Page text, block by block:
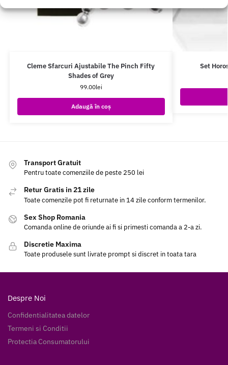
Cleme Sfarcuri Ajustabile The Pinch Fifty
Shades of Grey
99.00lei
Adaugă în coș
Set
Transport Gratuit
Pentru toate comenziile de peste 250 lei
Retur Gratis in 21 zile
Toate comenzile pot fi returnate in 14 zile conform termenilor.
Sex Shop Romania
Comanda online de oriunde ai fi si primesti comanda a 2-a zi.
Discretie Maxima
Toate produsele sunt livrate prompt si discret in toata tara
Despre Noi
Confidentialitatea datelor
Termeni si Conditii
Protectia Consumatorului